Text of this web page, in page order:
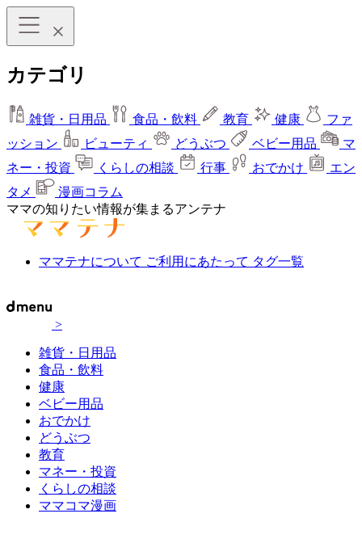
カテゴリ
雑貨・日用品 食品・飲料 教育 健康
ファ
ッション
ビューティ どうぶつ ベビー用品
マ
ネー・投資
くらしの相談 行事 おでかけ
エン
タメ
漫画コラム
ママの知りたい情報が集まるアンテナ
ママテナについて ご利用にあたって タグ一覧
>
雑貨・日用品
食品・飲料
健康
ベビー用品
おでかけ
どうぶつ
教育
マネー・投資
くらしの相談
ママコマ漫画